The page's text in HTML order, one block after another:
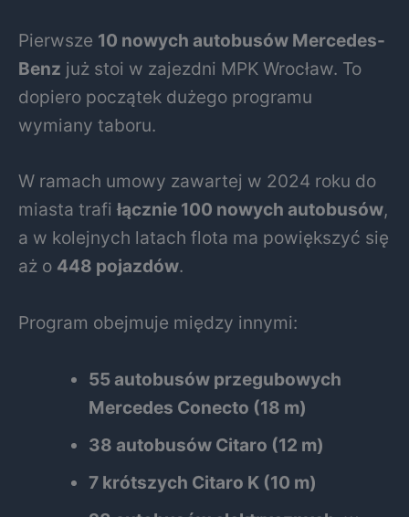
Pierwsze 10 nowych autobusów Mercedes-
Benz już stoi w zajezdni MPK Wrocław. To
dopiero początek dużego programu
wymiany taboru.
W ramach umowy zawartej w 2024 roku do
miasta trafi łącznie 100 nowych autobusów,
a w kolejnych latach flota ma powiększyć się
aż o 448 pojazdów.
Program obejmuje między innymi:
55 autobusów przegubowych
Mercedes Conecto (18 m)
38 autobusów Citaro (12 m)
7 krótszych Citaro K (10 m)